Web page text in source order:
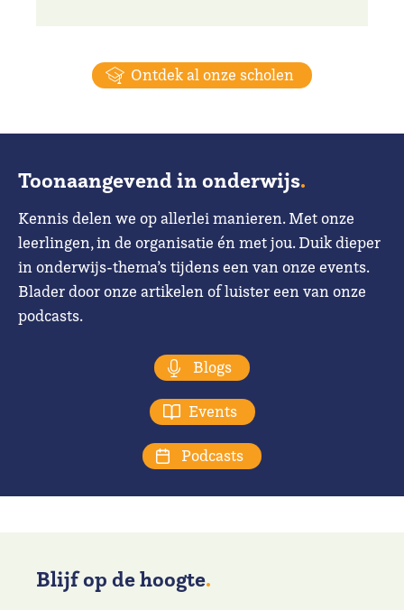
Ontdek al onze scholen
Toonaangevend in onderwijs.
Kennis delen we op allerlei manieren. Met onze
leerlingen, in de organisatie én met jou. Duik dieper
in onderwijs-thema’s tijdens een van onze events.
Blader door onze artikelen of luister een van onze
podcasts.
Blogs
Events
Podcasts
Blijf op de hoogte.